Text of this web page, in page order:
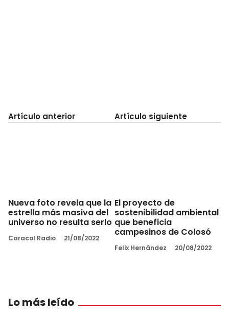
Artículo anterior
Nueva foto revela que la
estrella más masiva del
universo no resulta serlo
Caracol Radio 21/08/2022
Artículo siguiente
El proyecto de
sostenibilidad ambiental
que beneficia
campesinos de Colosó
Felix Hernández 20/08/2022
Lo más leído